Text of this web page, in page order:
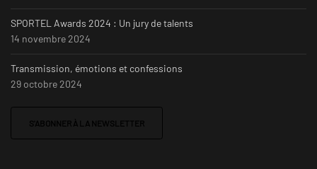
SPORTEL Awards 2024 : Un jury de talents
14 novembre 2024
Transmission, émotions et confessions
29 octobre 2024
S'ABONNER À LA NEWSLETTER